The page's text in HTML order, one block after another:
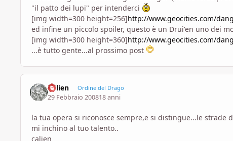
"il patto dei lupi" per intenderci
[img width=300 height=256]http://www.geocities.com/
ed infine un piccolo spoiler, questo è un Drui'en uno dei
[img width=300 height=360]http://www.geocities.com/
...è tutto gente...al prossimo post
Calien Ordine del Drago
29 Febbraio 200818 anni
la tua opera si riconosce sempre,e si distingue...le
mi inchino al tuo talento..
calien